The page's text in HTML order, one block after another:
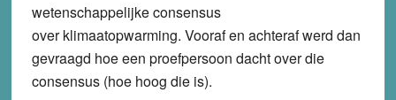
wetenschappelijke consensus
over klimaatopwarming. Vooraf en achteraf werd dan
gevraagd hoe een proefpersoon dacht over die
consensus (hoe hoog die is).